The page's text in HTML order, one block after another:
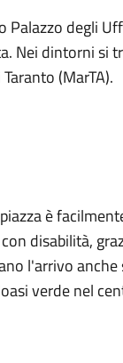
Palazzo degli
Nei dintorni si
(MarTA).
è
disabilità,
l'arrivo
verde nel